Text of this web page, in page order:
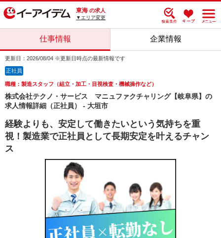
東海 の求人
▼エリア変更
仕事情報 企業情報
更新日：2026/08/04 ※更新日時点の最新情報です
正社員
職種：製造スタッフ（組立・加工・目視検査・機械操作など）
株式会社テクノ・サービス マニュファクチャリング【岐阜県】の
求人情報詳細（正社員） - 大垣市
経験よりも、安定して働きたいという気持ちを重
視！製造業で正社員として長期安定を叶えるチャン
ス